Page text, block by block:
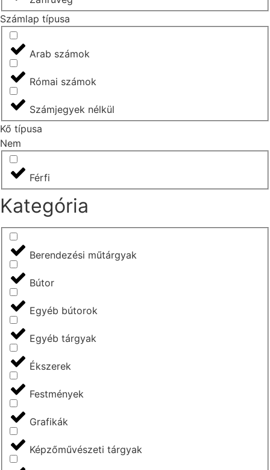
Számlap típusa
Arab számok
Római számok
Számjegyek nélkül
Kő típusa
Nem
Férfi
Kategória
Berendezési műtárgyak
Bútor
Egyéb bútorok
Egyéb tárgyak
Ékszerek
Festmények
Grafikák
Képzőművészeti tárgyak